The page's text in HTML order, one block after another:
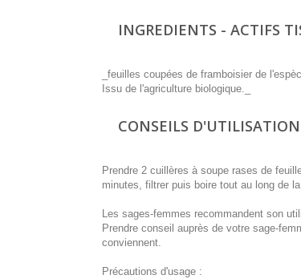
INGREDIENTS - ACTIFS
_feuilles coupées de framboisier de
Issu de l'agriculture biologique._
CONSEILS
Prendre 2 cuillères à soupe rases de
minutes, filtrer puis boire tout au long de
Les sages-femmes recommandent son
Prendre conseil auprès de votre sage-
conviennent.
Précautions d'usage :